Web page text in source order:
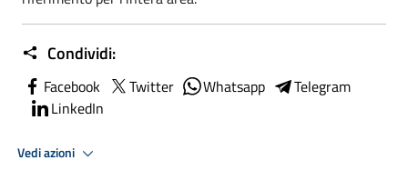
Condividi:
Facebook Twitter Whatsapp
Telegram
LinkedIn
Vedi azioni